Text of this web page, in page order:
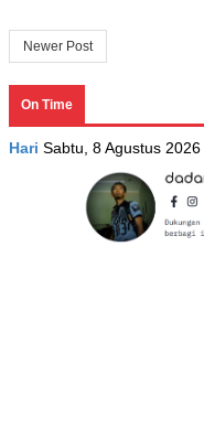
Newer Post
On Time
Hari Sabtu, 8 Agustus 2026